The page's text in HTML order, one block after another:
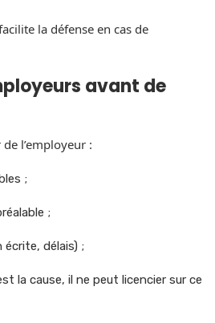
la défense en cas de
avant de
l’employeur :
;
;
délais) ;
la cause, il ne peut licencier sur ce